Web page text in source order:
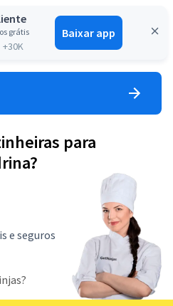
grátis
+30K
Baixar app
Entrar
para
e seguros